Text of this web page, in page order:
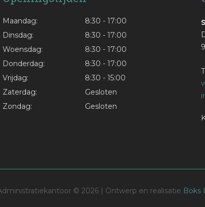
Maandag:
8:30 - 17:00
Dinsdag:
8:30 - 17:00
Woensdag:
8:30 - 17:00
Donderdag:
8:30 - 17:00
Vrijdag:
8:30 - 15:00
Zaterdag:
Gesloten
Zondag:
Gesloten
© 2026 | Ontwerp en realisatie Boks